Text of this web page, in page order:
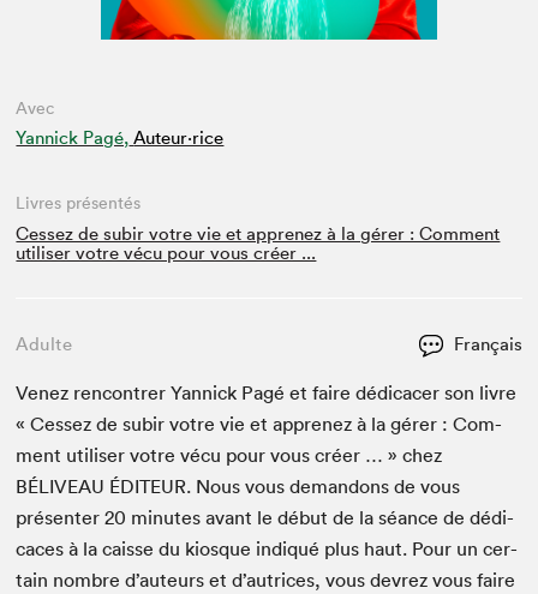
Avec
Yannick Pagé, Auteur·rice
Livres présentés
Cessez de subir votre vie et apprenez à la gérer : Comment
utiliser votre vécu pour vous créer ...
Adulte Français
Venez ren­con­tr­er Yan­nick Pagé et faire dédi­cac­er son livre
« Cessez de subir votre vie et apprenez à la gér­er : Com­
ment utilis­er votre vécu pour vous créer … » chez
BÉLIVEAU ÉDI­TEUR. Nous vous deman­dons de vous
présen­ter20 min­utes avant le début de la séance de dédi­
caces à la caisse du kiosque indiqué plus haut. Pour un cer­
tain nom­bre d’auteurs et d’autrices, vous devrez vous faire